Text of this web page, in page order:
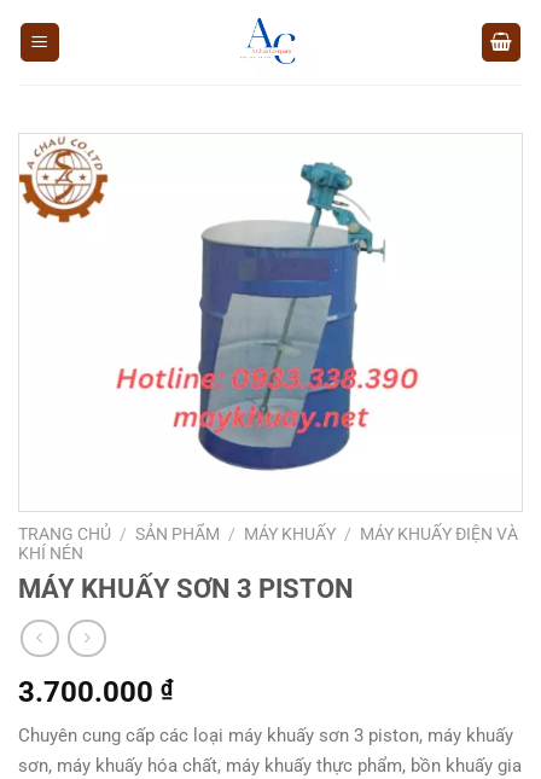
TRANG CHỦ / SẢN PHẨM / MÁY KHUẤY / MÁY KHUẤY ĐIỆN VÀ
KHÍ NÉN
MÁY KHUẤY SƠN 3 PISTON
3.700.000 ₫
Chuyên cung cấp các loại máy khuấy sơn 3 piston, máy khuấy
sơn, máy khuấy hóa chất, máy khuấy thực phẩm, bồn khuấy gia